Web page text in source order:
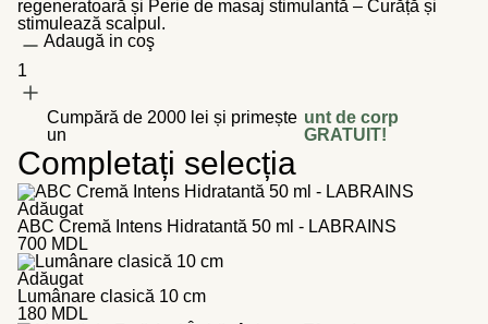
regeneratoară și Perie de masaj stimulantă – Curăță și
stimulează scalpul.
1
Adaugă in coş
Cumpără de 2000 lei și primește
un
unt de corp
GRATUIT!
Completați selecția
Adăugat
ABC Cremă Intens Hidratantă 50 ml - LABRAINS
700 MDL
Adăugat
Lumânare clasică 10 cm
180 MDL